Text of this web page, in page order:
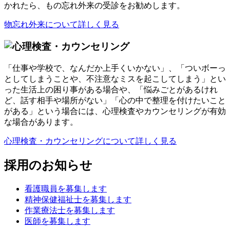
かれたら、もの忘れ外来の受診をお勧めします。
物忘れ外来について詳しく見る
「仕事や学校で、なんだか上手くいかない」、「ついボーっ
としてしまうことや、不注意なミスを起こしてしまう」とい
った生活上の困り事がある場合や、「悩みごとがあるけれ
ど、話す相手や場所がない」「心の中で整理を付けたいこと
がある」という場合には、心理検査やカウンセリングが有効
な場合があります。
心理検査・カウンセリングについて詳しく見る
採用のお知らせ
看護職員を募集します
精神保健福祉士を募集します
作業療法士を募集します
医師を募集します